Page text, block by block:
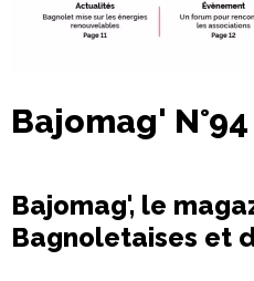
Bajomag' N°94
Bajomag', le
Bagnoletaises et